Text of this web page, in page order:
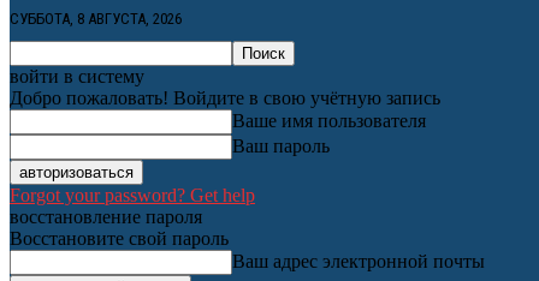
СУББОТА, 8 АВГУСТА, 2026
войти в систему
Добро пожаловать! Войдите в свою учётную запись
Ваше имя пользователя
Ваш пароль
Forgot your password? Get help
восстановление пароля
Восстановите свой пароль
Ваш адрес электронной почты